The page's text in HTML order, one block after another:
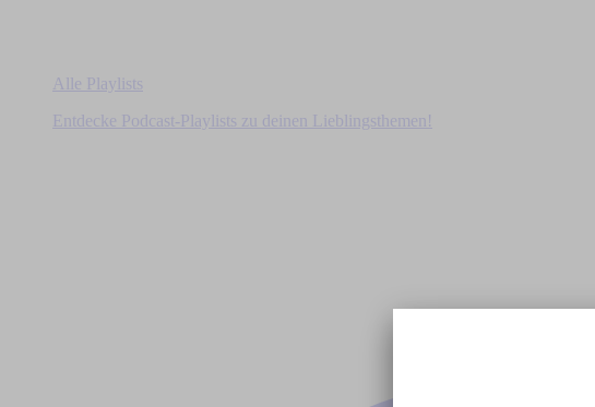
Alle Playlists
Entdecke Podcast-Playlists zu deinen Lieblingsthemen!